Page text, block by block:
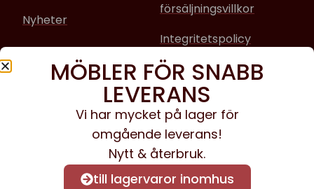
Nyheter
försäljningsvillkor
Integritetspolicy
Sociala media
Facebook
Instagram
MÖBLER FÖR SNABB
LEVERANS
Vi har mycket på lager för
omgående leverans!
Nytt & återbruk.
till lagervaror inomhus